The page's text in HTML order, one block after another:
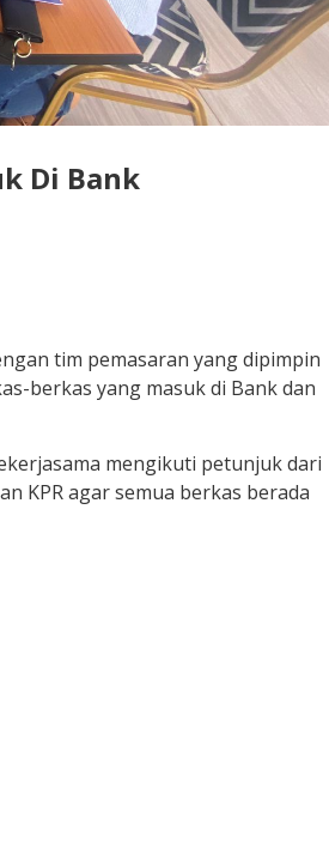
Di Bank
tim pemasaran yang dipimpin
berkas yang masuk di Bank dan
mengikuti petunjuk dari
KPR agar semua berkas berada